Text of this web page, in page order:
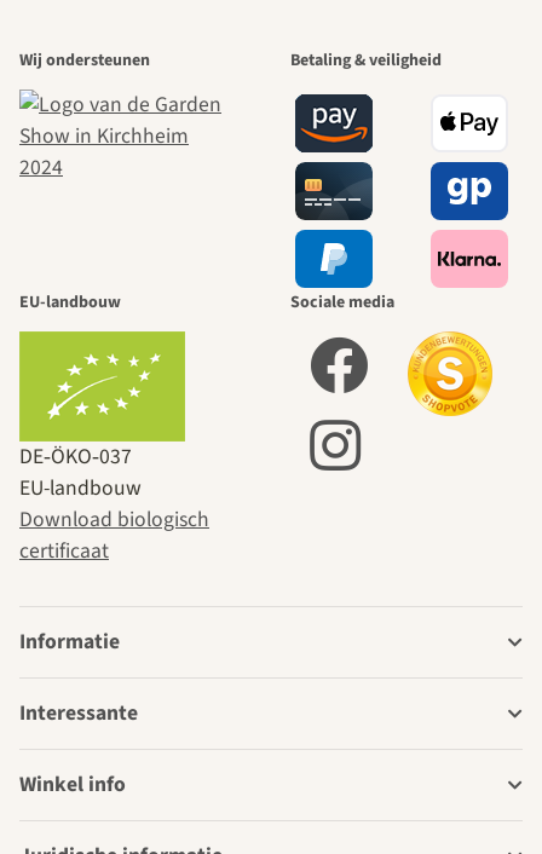
Wij ondersteunen Betaling & veiligheid
EU-landbouw
DE‑ÖKO‑037
EU-landbouw
Download biologisch
certificaat
Sociale media
Informatie
Interessante
Winkel info